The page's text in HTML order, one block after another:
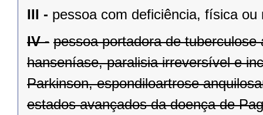
III - pessoa com deficiência, física ou
IV - pessoa portadora de
hanseníase, paralisia irreversível e
Parkinson, espondiloartrose
estados avançados da doença de